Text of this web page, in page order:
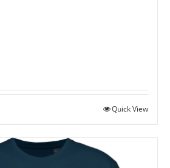
Quick View